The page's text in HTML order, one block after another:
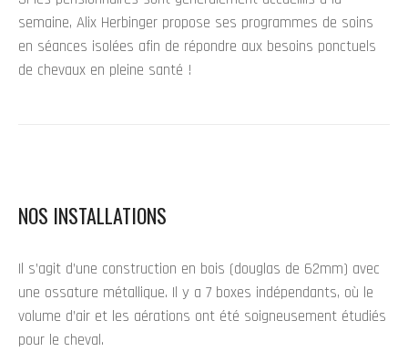
semaine, Alix Herbinger propose ses programmes de soins
en séances isolées afin de répondre aux besoins ponctuels
de chevaux en pleine santé !
NOS INSTALLATIONS
Il s’agit d’une construction en bois (douglas de 62mm) avec
une ossature métallique. Il y a 7 boxes indépendants, où le
volume d’air et les aérations ont été soigneusement étudiés
pour le cheval.